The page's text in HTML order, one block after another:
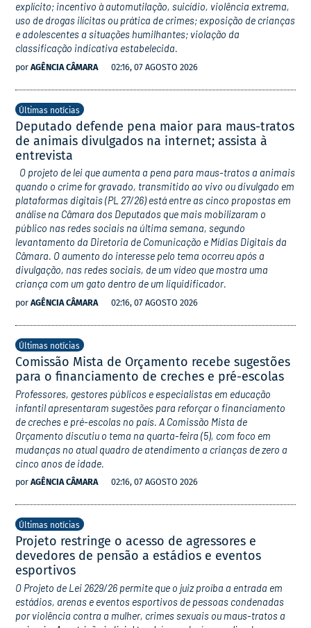
explícito; incentivo à automutilação, suicídio, violência extrema,
uso de drogas ilícitas ou prática de crimes; exposição de crianças
e adolescentes a situações humilhantes; violação da
classificação indicativa estabelecida.
por AGÊNCIA CÂMARA 02:16, 07 AGOSTO 2026
Últimas notícias
Deputado defende pena maior para maus-tratos
de animais divulgados na internet; assista à
entrevista
O projeto de lei que aumenta a pena para maus-tratos a animais
quando o crime for gravado, transmitido ao vivo ou divulgado em
plataformas digitais (PL 27/26) está entre as cinco propostas em
análise na Câmara dos Deputados que mais mobilizaram o
público nas redes sociais na última semana, segundo
levantamento da Diretoria de Comunicação e Mídias Digitais da
Câmara. O aumento do interesse pelo tema ocorreu após a
divulgação, nas redes sociais, de um vídeo que mostra uma
criança com um gato dentro de um liquidificador.
por AGÊNCIA CÂMARA 02:16, 07 AGOSTO 2026
Últimas notícias
Comissão Mista de Orçamento recebe sugestões
para o financiamento de creches e pré-escolas
Professores, gestores públicos e especialistas em educação
infantil apresentaram sugestões para reforçar o financiamento
de creches e pré-escolas no país. A Comissão Mista de
Orçamento discutiu o tema na quarta-feira (5), com foco em
mudanças no atual quadro de atendimento a crianças de zero a
cinco anos de idade.
por AGÊNCIA CÂMARA 02:16, 07 AGOSTO 2026
Últimas notícias
Projeto restringe o acesso de agressores e
devedores de pensão a estádios e eventos
esportivos
O Projeto de Lei 2629/26 permite que o juiz proíba a entrada em
estádios, arenas e eventos esportivos de pessoas condenadas
por violência contra a mulher, crimes sexuais ou maus-tratos a